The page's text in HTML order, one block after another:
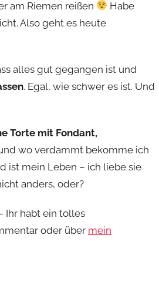
am Riemen reißen
Habe
Also geht es heute
alles gut gegangen ist und
. Egal, wie schwer es ist. Und
Torte mit Fondant,
wo verdammt bekomme ich
ist mein Leben – ich liebe sie
anders, oder?
Ihr habt ein tolles
oder über mein